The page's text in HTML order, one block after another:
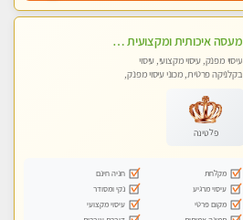
מעסה איכותית ומקצועית מאוד בראשון לציון
עיסוי מפנק, עיסוי מקצועי, עיסוי
בקלניקה פרטית, מכוני עיסוי מפנק,
פלטינה
מקלחת
חניה חינם
עיסוי מרגיע
נקי ומסודר
מקום פרטי
עיסוי מקצועי